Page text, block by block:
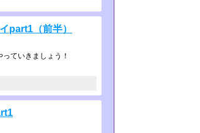
part1（前半）
ていきま­しょう！